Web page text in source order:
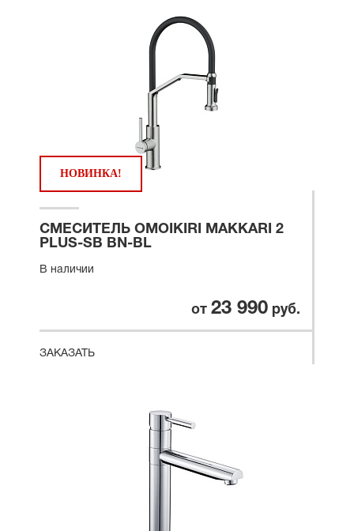
НОВИНКА!
СМЕСИТЕЛЬ OMOIKIRI MAKKARI 2
PLUS-SB BN-BL
В наличии
от 23 990 руб.
ЗАКАЗАТЬ